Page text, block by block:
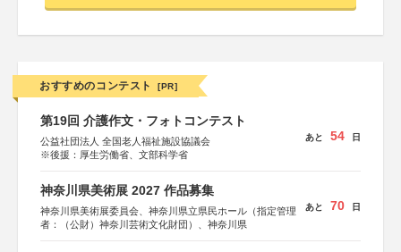
おすすめのコンテスト [PR]
第19回 介護作文・フォトコンテスト
公益社団法人 全国老人福祉施設協議会
※後援：厚生労働省、文部科学省
あと 54 日
神奈川県美術展 2027 作品募集
神奈川県美術展委員会、神奈川県立県民ホール（指定管理
者：（公財）神奈川芸術文化財団）、神奈川県
あと 70 日